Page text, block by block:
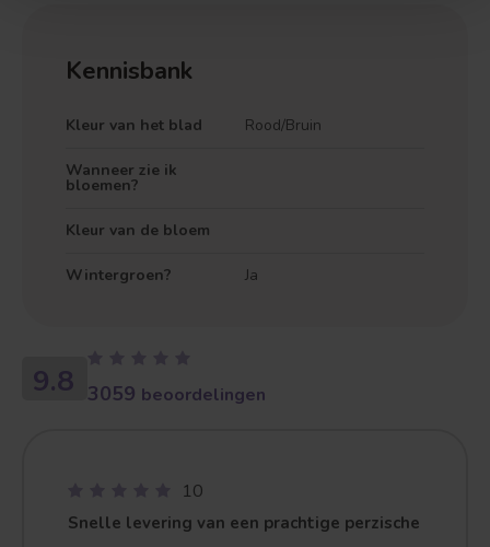
Kennisbank
Kleur van het blad Rood/Bruin
Wanneer zie ik
bloemen?
Kleur van de bloem
Wintergroen? Ja
9.8 3059 beoordelingen
10
Snelle levering van een prachtige perzische